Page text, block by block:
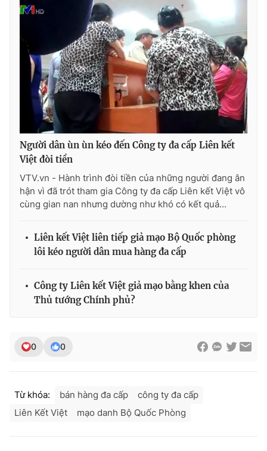
THỜI BÁO VTV
Theo dõi báo trên
Cơ quan chủ quản:Đài Truyền hình Việt Nam
Cơ quan báo chí:
Giấy phép hoạt động báo in và báo điện tử số 483/GP-BTTTT
cấp ngày 29/12/2023
Tổng Biên tập:
Vũ Thanh Thủy
Nguyễn Trọng Ninh
Tổng đài VTV:024.38 355 931 - 024.38 355 932
Email:toasoan@vtv.vn
Liên hệ quảng cáo:024-7300.7108
Người dân ùn ùn kéo đến Công ty đa cấp Liên kết
Việt đòi tiền
VTV.vn - Hành trình đòi tiền của những người đang ân
hận vì đã trót tham gia Công ty đa cấp Liên kết Việt vô
cùng gian nan nhưng dường như khó có kết quả...
Liên kết Việt liên tiếp giả mạo Bộ Quốc phòng
lôi kéo người dân mua hàng đa cấp
Công ty Liên kết Việt giả mạo bằng khen của
Thủ tướng Chính phủ?
0 0
Từ khóa: bán hàng đa cấp
công ty đa cấp
Liên Kết Việt
mạo danh Bộ Quốc Phòng